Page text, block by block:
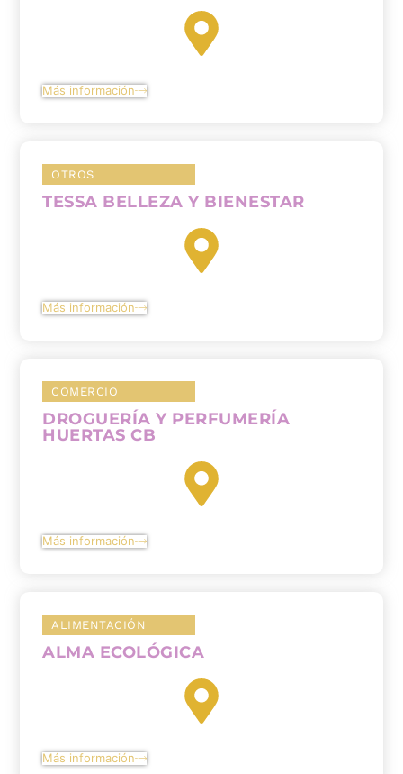
Más información
OTROS
TESSA BELLEZA Y BIENESTAR
Más información
COMERCIO
DROGUERÍA Y PERFUMERÍA
HUERTAS CB
Más información
ALIMENTACIÓN
ALMA ECOLÓGICA
Más información